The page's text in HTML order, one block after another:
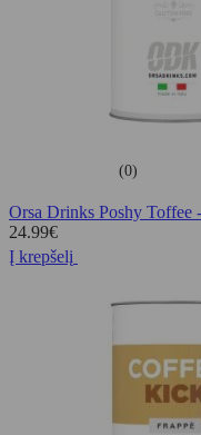
(0)
Orsa Drinks Poshy Toffee
24.99€
Į krepšelį